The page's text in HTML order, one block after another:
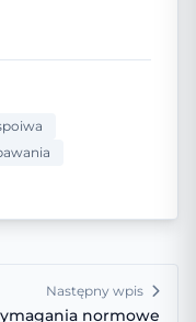
Następny wpis
normowe